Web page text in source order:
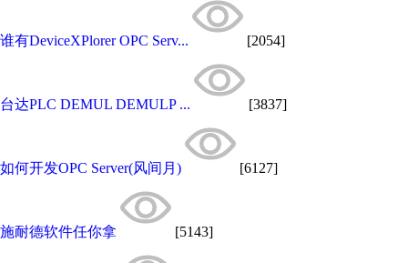
谁有DeviceXPlorer OPC Serv... [2054]
台达PLC DEMUL DEMULP ... [3837]
如何开发OPC Server(风间月) [6127]
施耐德软件任你拿 [5143]